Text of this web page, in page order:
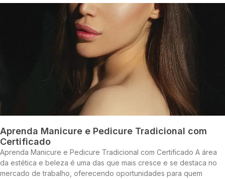
Aprenda Manicure e Pedicure Tradicional com
Certificado
Aprenda Manicure e Pedicure Tradicional com Certificado A área
da estética e beleza é uma das que mais cresce e se destaca no
mercado de trabalho, oferecendo oportunidades para quem